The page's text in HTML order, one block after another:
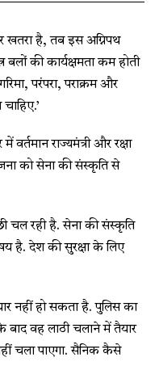
खतरा है, तब इस अग्निपथ
की कार्यक्षमता कम होती
परंपरा, पराक्रम और
राज्यमंत्री और रक्षा
को सेना की संस्कृति से
चल रही है. सेना की संस्कृति
है. देश की सुरक्षा के लिए
नहीं हो सकता है. पुलिस का
वह लाठी चलाने में तैयार
चला पाएगा. सैनिक कैसे